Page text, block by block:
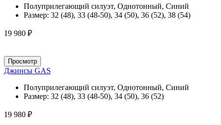
Полуприлегающий силуэт, Однотонный, Синий
Размер: 32 (48), 33 (48-50), 34 (50), 36 (52), 38 (54)
19 980 ₽
Просмотр
Джинсы GAS
Полуприлегающий силуэт, Однотонный, Синий
Размер: 32 (48), 33 (48-50), 34 (50), 36 (52)
19 980 ₽